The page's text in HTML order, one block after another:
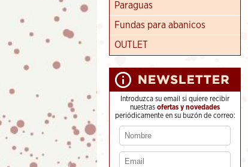
Paraguas
Fundas para abanicos
OUTLET
Introduzca su email si quiere recibir
nuestras ofertas y novedades
periódicamente en su buzón de correo: